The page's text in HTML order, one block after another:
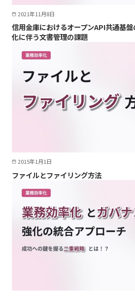
2021年11月8日
信用金庫におけるオープンAPI共通基
化に伴う文書管理の課題
2015年1月1日
ファイルとファイリング方法